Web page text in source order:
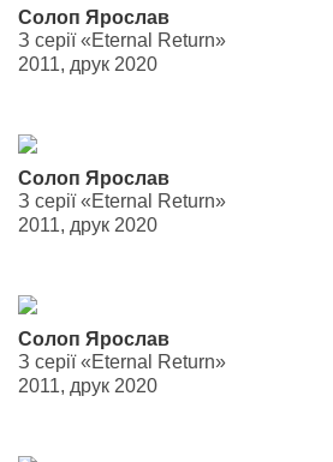
Солоп Ярослав
З серії «Eternal Return»
2011, друк 2020
Солоп Ярослав
З серії «Eternal Return»
2011, друк 2020
Солоп Ярослав
З серії «Eternal Return»
2011, друк 2020